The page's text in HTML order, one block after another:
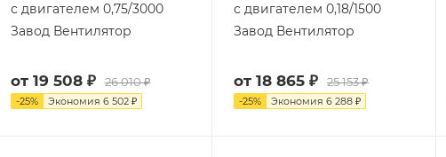
с двигателем 0,75/3000
Завод Вентилятор
от 19 508 ₽ 26 010 ₽
-25% Экономия 6 502 ₽
с двигателем 0,18/1500
Завод Вентилятор
от 18 865 ₽ 25 153 ₽
-25% Экономия 6 288 ₽